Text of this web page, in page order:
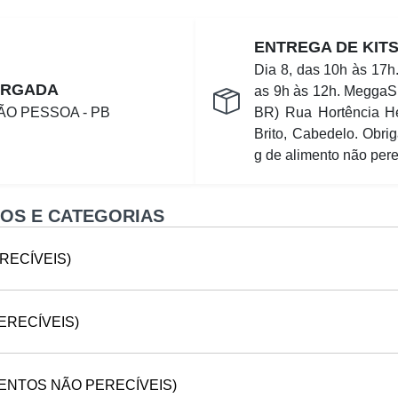
PESSOA - PB
ENTREGA DE KITS
Dia 8, das 10h às
as 9h às 12h.
BR) Rua Hortência
Brito, Cabedelo.
g de alimento não
E CATEGORIAS
NÃO PERECÍVEIS)